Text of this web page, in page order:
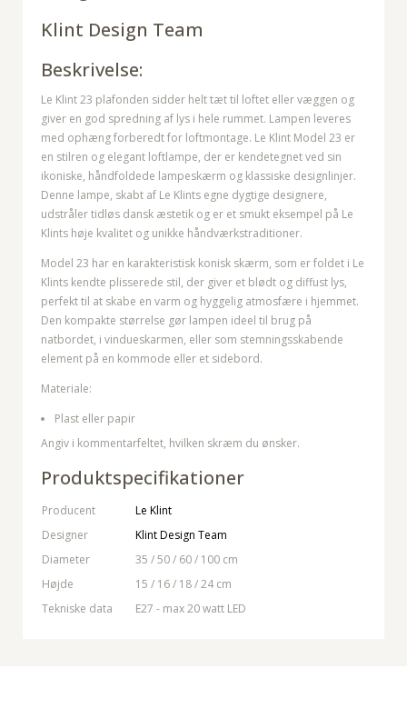
Klint Design Team
Beskrivelse:
Le Klint 23 plafonden sidder helt tæt til loftet eller væggen og
giver en god spredning af lys i hele rummet. Lampen leveres
med ophæng forberedt for loftmontage. Le Klint Model 23 er
en stilren og elegant loftlampe, der er kendetegnet ved sin
ikoniske, håndfoldede lampeskærm og klassiske designlinjer.
Denne lampe, skabt af Le Klints egne dygtige designere,
udstråler tidløs dansk æstetik og er et smukt eksempel på Le
Klints høje kvalitet og unikke håndværkstraditioner.
Model 23 har en karakteristisk konisk skærm, som er foldet i Le
Klints kendte plisserede stil, der giver et blødt og diffust lys,
perfekt til at skabe en varm og hyggelig atmosfære i hjemmet.
Den kompakte størrelse gør lampen ideel til brug på
natbordet, i vindueskarmen, eller som stemningsskabende
element på en kommode eller et sidebord.
Materiale:
Plast eller papir
Angiv i kommentarfeltet, hvilken skræm du ønsker.
Produktspecifikationer
Producent
Le Klint
Designer
Klint Design Team
Diameter
35 / 50 / 60 / 100 cm
Højde
15 / 16 / 18 / 24 cm
Tekniske data
E27 - max 20 watt LED